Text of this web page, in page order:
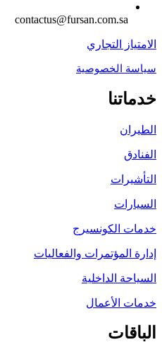
contactus@fursan.com.sa
الامتياز التجاري
سياسة الخصوصية
خدماتنا
الطيران
الفنادق
التأشيرات
السيارات
خدمات الكونسيرج
إدارة المؤتمرات والفعاليات
السياحة الداخلية
خدمات الأعمال
الباقات